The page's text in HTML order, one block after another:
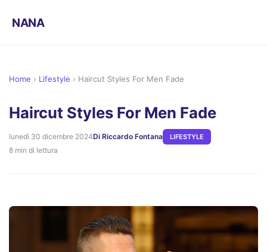
NANA
Home › Lifestyle › Haircut Styles For Men Fade
Haircut Styles For Men Fade
lunedì 30 dicembre 2024Di Riccardo Fontana LIFESTYLE
8 min di lettura